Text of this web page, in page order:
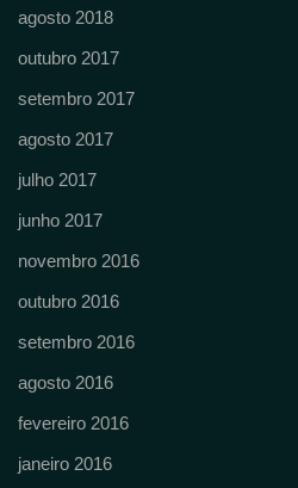
agosto 2018
outubro 2017
setembro 2017
agosto 2017
julho 2017
junho 2017
novembro 2016
outubro 2016
setembro 2016
agosto 2016
fevereiro 2016
janeiro 2016